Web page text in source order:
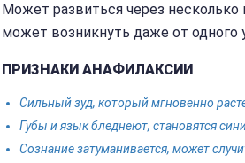
Может развиться через несколько
может возникнуть даже от одного
ПРИЗНАКИ АНАФИЛАКСИИ
Сильный зуд, который мгновенно
Губы и язык бледнеют, становятся
Сознание затуманивается, может